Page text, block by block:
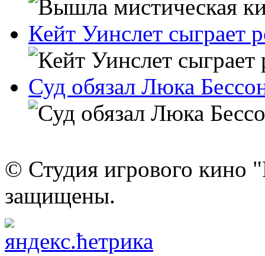
Кейт Уинслет сыграет
Суд обязал Люка
© Студия игрового кино
защищены.